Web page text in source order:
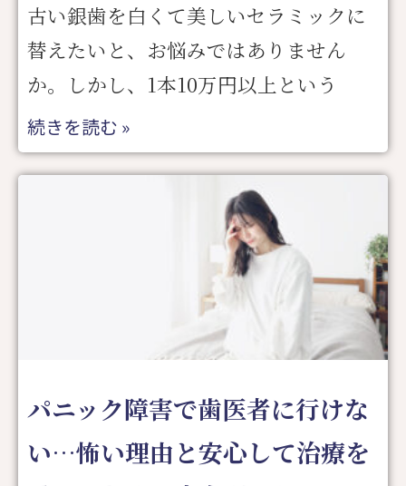
古い銀歯を白くて美しいセラミックに
替えたいと、お悩みではありません
か。しかし、1本10万円以上という
続きを読む »
パニック障害で歯医者に行けな
い…怖い理由と安心して治療を